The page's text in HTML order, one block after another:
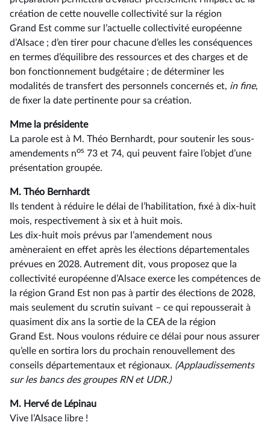
création de cette nouvelle collectivité sur la région
Grand Est comme sur l’actuelle collectivité européenne
d’Alsace ; d’en tirer pour chacune d’elles les conséquences
en termes d’équilibre des ressources et des charges et de
bon fonctionnement budgétaire ; de déterminer les
modalités de transfert des personnels concernés et, in fine,
de fixer la date pertinente pour sa création.
Mme la présidente
La parole est à M. Théo Bernhardt, pour soutenir les sous-
amendements nos 73 et 74, qui peuvent faire l’objet d’une
présentation groupée.
M. Théo Bernhardt
Ils tendent à réduire le délai de l’habilitation, fixé à dix-huit
mois, respectivement à six et à huit mois.
Les dix-huit mois prévus par l’amendement nous
amèneraient en effet après les élections départementales
prévues en 2028. Autrement dit, vous proposez que la
collectivité européenne d’Alsace exerce les compétences de
la région Grand Est non pas à partir des élections de 2028,
mais seulement du scrutin suivant –⁠ ce qui repousserait à
quasiment dix ans la sortie de la CEA de la région
Grand Est. Nous voulons réduire ce délai pour nous assurer
qu’elle en sortira lors du prochain renouvellement des
conseils départementaux et régionaux. (Applaudissements
sur les bancs des groupes RN et UDR.)
M. Hervé de Lépinau
Vive l’Alsace libre !